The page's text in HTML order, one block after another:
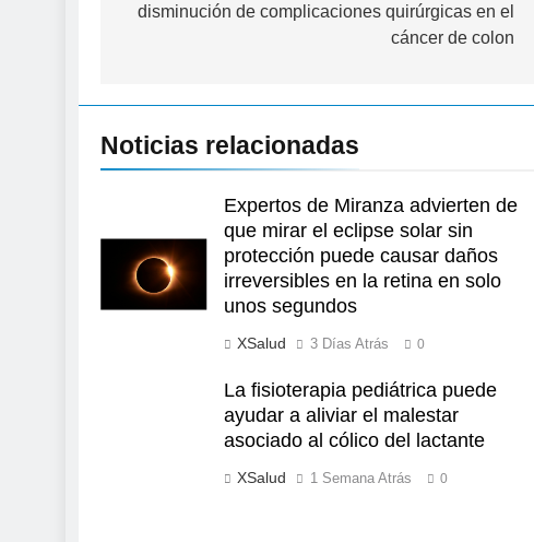
disminución de complicaciones quirúrgicas en el
cáncer de colon
Noticias relacionadas
Expertos de Miranza advierten de
que mirar el eclipse solar sin
protección puede causar daños
irreversibles en la retina en solo
unos segundos
XSalud 3 Días Atrás 0
La fisioterapia pediátrica puede
ayudar a aliviar el malestar
asociado al cólico del lactante
XSalud 1 Semana Atrás 0